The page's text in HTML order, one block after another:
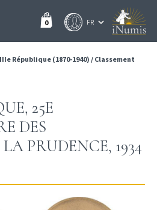
0
IIIe République (1870-1940) / Classement
25E
DES
PRUDENCE, 1934